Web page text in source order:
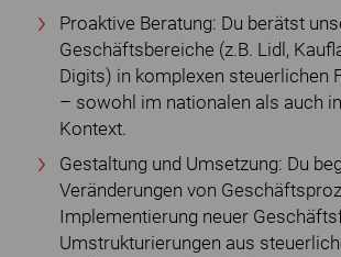
Proaktive Beratung: Du berätst
Geschäftsbereiche (z.B. Lidl,
Digits) in komplexen steuerlichen
– sowohl im nationalen als auch
Kontext.
Gestaltung und Umsetzung: Du
Veränderungen von
Implementierung neuer
Umstrukturierungen aus